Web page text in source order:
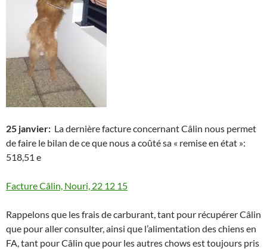
25 janvier: La dernière facture concernant Câlin nous permet
de faire le bilan de ce que nous a coûté sa « remise en état »:
518,51 e
Facture Câlin, Nouri, 22 12 15
Rappelons que les frais de carburant, tant pour récupérer Câlin
que pour aller consulter, ainsi que l’alimentation des chiens en
FA, tant pour Câlin que pour les autres chows est toujours pris